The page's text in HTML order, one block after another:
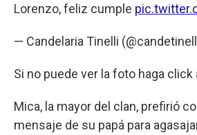
Lorenzo, feliz cumple
— Candelaria Tinelli
Si no puede ver la foto haga click
Mica, la mayor del clan, prefirió
mensaje de su papá para